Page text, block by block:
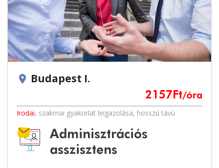
location_on Budapest I.
2157 Ft/óra
Irodai, szakmai gyakorlat leigazolása, hosszú távú
Adminisztrációs
asszisztens